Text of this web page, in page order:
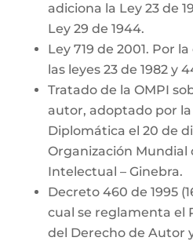
adiciona la Ley 23 de
Ley 29 de 1944.
Ley 719 de 2001. Por
las leyes 23 de 1982 y
Tratado de la OMPI
autor, adoptado por
Diplomática el 20 de
Organización Mundial
Intelectual – Ginebra.
Decreto 460 de 1995
cual se reglamenta el
del Derecho de Autor